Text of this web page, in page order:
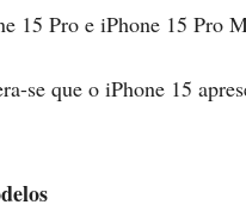
15 Pro e iPhone 15 Pro
se que o iPhone 15